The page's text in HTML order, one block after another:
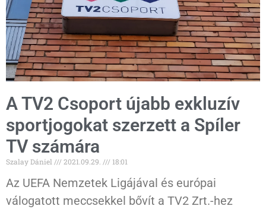
A TV2 Csoport újabb exkluzív
sportjogokat szerzett a Spíler
TV számára
Szalay Dániel 2021.09.29. 18:01
Az UEFA Nemzetek Ligájával és európai
válogatott meccsekkel bővít a TV2 Zrt.-hez